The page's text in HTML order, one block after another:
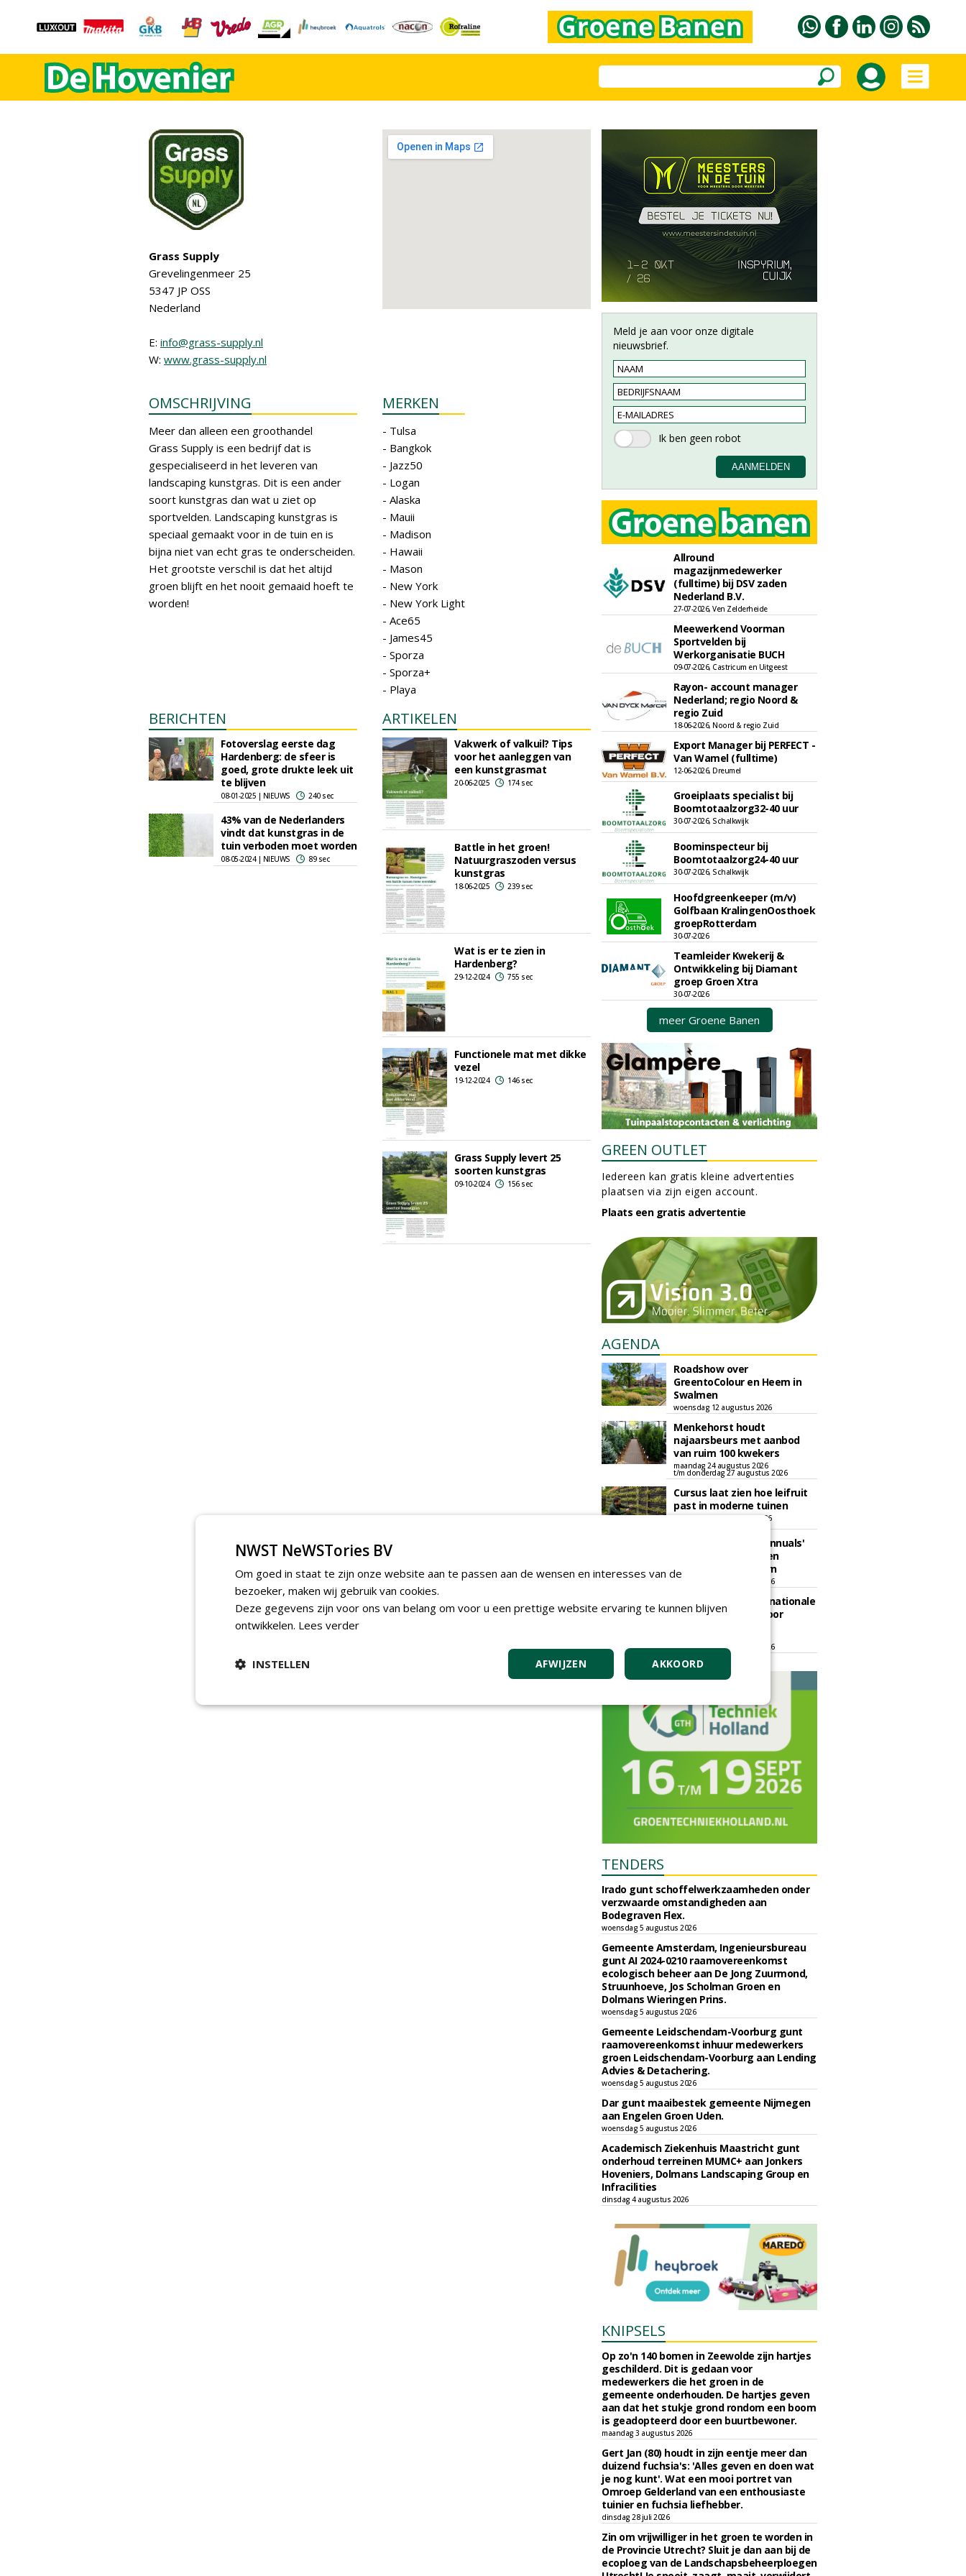
Grass Supply
Grevelingenmeer 25
5347 JP OSS
Nederland
E: info@grass-supply.nl
W: www.grass-supply.nl
OMSCHRIJVING
Meer dan alleen een groothandel
Grass Supply is een bedrijf dat is
gespecialiseerd in het leveren van
landscaping kunstgras. Dit is een ander
soort kunstgras dan wat u ziet op
sportvelden. Landscaping kunstgras is
speciaal gemaakt voor in de tuin en is
bijna niet van echt gras te onderscheiden.
Het grootste verschil is dat het altijd
groen blijft en het nooit gemaaid hoeft te
worden!
MERKEN
- Tulsa
- Bangkok
- Jazz50
- Logan
- Alaska
- Mauii
- Madison
- Hawaii
- Mason
- New York
- New York Light
- Ace65
- James45
- Sporza
- Sporza+
- Playa
BERICHTEN
Fotoverslag eerste dag
Hardenberg: de sfeer is
goed, grote drukte leek uit
te blijven
08-01-2025 | NIEUWS 240 sec
43% van de Nederlanders
vindt dat kunstgras in de
tuin verboden moet worden
08-05-2024 | NIEUWS 89 sec
ARTIKELEN
Vakwerk of valkuil? Tips
voor het aanleggen van
een kunstgrasmat
20-06-2025 174 sec
Battle in het groen!
Natuurgraszoden versus
kunstgras
18-06-2025 239 sec
Wat is er te zien in
Hardenberg?
29-12-2024 755 sec
Functionele mat met dikke
vezel
19-12-2024 146 sec
Grass Supply levert 25
soorten kunstgras
09-10-2024 156 sec
Meld je aan voor onze digitale
nieuwsbrief.
Allround
magazijnmedewerker
(fulltime) bij DSV zaden
Nederland B.V.
27-07-2026, Ven Zelderheide
Meewerkend Voorman
Sportvelden bij
Werkorganisatie BUCH
09-07-2026, Castricum en Uitgeest
Rayon- account manager
Nederland; regio Noord &
regio Zuid
18-06-2026, Noord & regio Zuid
Export Manager bij PERFECT -
Van Wamel (fulltime)
12-06-2026, Dreumel
Groeiplaats specialist bij
Boomtotaalzorg32-40 uur
30-07-2026, Schalkwijk
Boominspecteur bij
Boomtotaalzorg24-40 uur
30-07-2026, Schalkwijk
Hoofdgreenkeeper (m/v)
Golfbaan KralingenOosthoek
groepRotterdam
30-07-2026
Teamleider Kwekerij &
Ontwikkeling bij Diamant
groep Groen Xtra
30-07-2026
meer Groene Banen
GREEN OUTLET
Iedereen kan gratis kleine advertenties
plaatsen via zijn eigen account.
Plaats een gratis advertentie
AGENDA
Roadshow over
GreentoColour en Heem in
Swalmen
woensdag 12 augustus 2026
Menkehorst houdt
najaarsbeurs met aanbod
van ruim 100 kwekers
maandag 24 augustus 2026
t/m donderdag 27 augustus 2026
Cursus laat zien hoe leifruit
past in moderne tuinen
woensdag 26 augustus 2026
Vakdag 'All About Annuals'
zet eenjarige planten
centraal in Appeltern
donderdag 27 augustus 2026
GaLaBau 2026: internationale
ontmoetingsplek voor
t/m vrijdag 18 september 2026
TENDERS
Irado gunt schoffelwerkzaamheden onder
verzwaarde omstandigheden aan
Bodegraven Flex.
woensdag 5 augustus 2026
Gemeente Amsterdam, Ingenieursbureau
gunt AI 2024-0210 raamovereenkomst
ecologisch beheer aan De Jong Zuurmond,
Struunhoeve, Jos Scholman Groen en
Dolmans Wieringen Prins.
woensdag 5 augustus 2026
Gemeente Leidschendam-Voorburg gunt
raamovereenkomst inhuur medewerkers
groen Leidschendam-Voorburg aan Lending
Advies & Detachering.
woensdag 5 augustus 2026
Dar gunt maaibestek gemeente Nijmegen
aan Engelen Groen Uden.
woensdag 5 augustus 2026
Academisch Ziekenhuis Maastricht gunt
onderhoud terreinen MUMC+ aan Jonkers
Hoveniers, Dolmans Landscaping Group en
Infracilities
dinsdag 4 augustus 2026
KNIPSELS
Op zo'n 140 bomen in Zeewolde zijn hartjes
geschilderd. Dit is gedaan voor
medewerkers die het groen in de
gemeente onderhouden. De hartjes geven
aan dat het stukje grond rondom een boom
is geadopteerd door een buurtbewoner.
maandag 3 augustus 2026
Gert Jan (80) houdt in zijn eentje meer dan
duizend fuchsia's: 'Alles geven en doen wat
je nog kunt'. Wat een mooi portret van
Omroep Gelderland van een enthousiaste
tuinier en fuchsia liefhebber.
dinsdag 28 juli 2026
Zin om vrijwilliger in het groen te worden in
de Provincie Utrecht? Sluit je dan aan bij de
ecoploeg van de Landschapsbeheerploegen
NWST NeWSTories BV
Om goed in staat te zijn onze website aan te passen aan de wensen en interesses van de
bezoeker, maken wij gebruik van cookies.
Deze gegevens zijn voor ons van belang om voor u een prettige website ervaring te kunnen blijven
ontwikkelen. Lees verder
AKKOORD
AFWIJZEN
INSTELLEN